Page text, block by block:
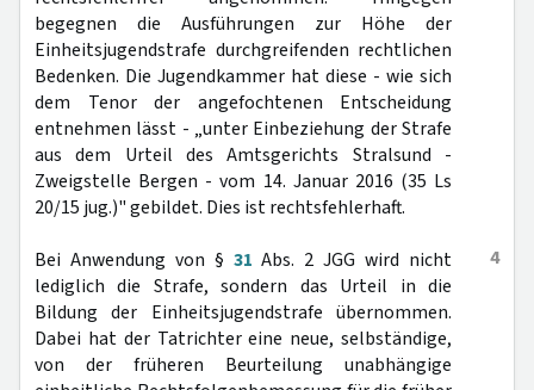
begegnen die Ausführungen zur Höhe der
Einheitsjugendstrafe durchgreifenden rechtlichen
Bedenken. Die Jugendkammer hat diese - wie sich
dem Tenor der angefochtenen Entscheidung
entnehmen lässt - „unter Einbeziehung der Strafe
aus dem Urteil des Amtsgerichts Stralsund -
Zweigstelle Bergen - vom 14. Januar 2016 (35 Ls
20/15 jug.)" gebildet. Dies ist rechtsfehlerhaft.
4
Bei Anwendung von § 31 Abs. 2 JGG wird nicht
lediglich die Strafe, sondern das Urteil in die
Bildung der Einheitsjugendstrafe übernommen.
Dabei hat der Tatrichter eine neue, selbständige,
von der früheren Beurteilung unabhängige